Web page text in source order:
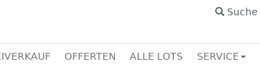
Suche
OFFERTEN ALLE LOTS SERVICE